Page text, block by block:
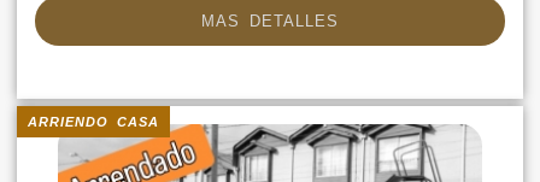
MAS DETALLES
ARRIENDO CASA